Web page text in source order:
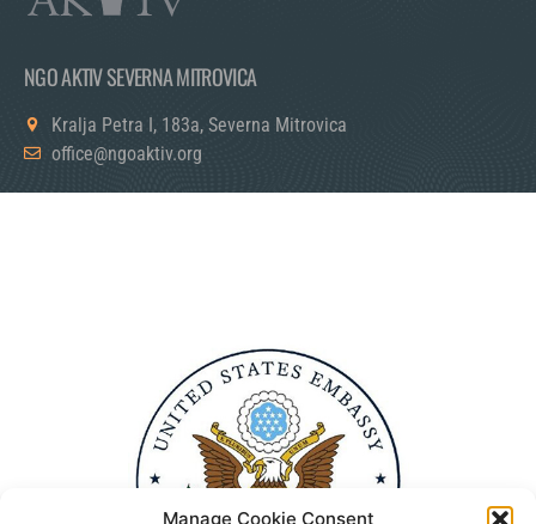
Manage Cookie Consent
NGO AKTIV SEVERNA MITROVICA
Kralja Petra I, 183a, Severna Mitrovica
office@ngoaktiv.org